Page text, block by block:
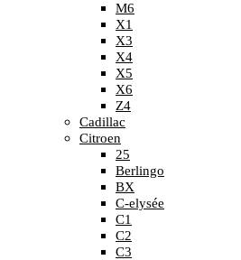
M6
X1
X3
X4
X5
X6
Z4
Cadillac
Citroen
25
Berlingo
BX
C-elysée
C1
C2
C3